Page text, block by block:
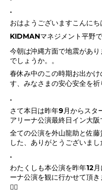
.
おはようございますこんにち
KIDMANマネジメント平野
今朝は沖縄方面で地震があ
でしょうか。。
春休み中のこの時期お出か
す、みなさまの安心安全を
.
さて本日は昨年9月からスタ
アリーナ公演最終日イン大阪
全ての公演を外山龍助と佐
した、ありがとうございまし
.
わたくしも本公演を昨年12
ーナ公演を観に行かせて頂
❤️‍🔥